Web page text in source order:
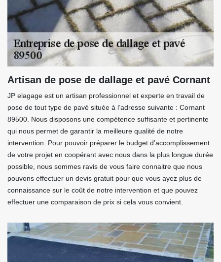
Artisan de pose de dallage et pavé Cornant
JP elagage est un artisan professionnel et experte en travail de
pose de tout type de pavé située à l’adresse suivante : Cornant
89500. Nous disposons une compétence suffisante et pertinente
qui nous permet de garantir la meilleure qualité de notre
intervention. Pour pouvoir préparer le budget d’accomplissement
de votre projet en coopérant avec nous dans la plus longue durée
possible, nous sommes ravis de vous faire connaitre que nous
pouvons effectuer un devis gratuit pour que vous ayez plus de
connaissance sur le coût de notre intervention et que pouvez
effectuer une comparaison de prix si cela vous convient.